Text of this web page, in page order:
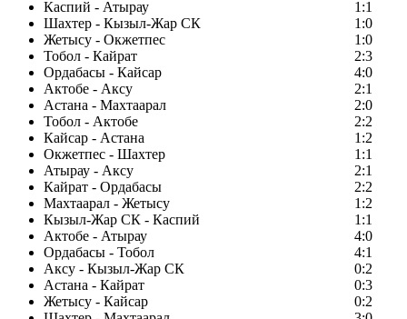
Каспий - Атырау
1:1
Шахтер - Кызыл-Жар СК
1:0
Жетысу - Окжетпес
1:0
Тобол - Кайрат
2:3
Ордабасы - Кайсар
4:0
Актобе - Аксу
2:1
Астана - Махтаарал
2:0
Тобол - Актобе
2:2
Кайсар - Астана
1:2
Окжетпес - Шахтер
1:1
Атырау - Аксу
2:1
Кайрат - Ордабасы
2:2
Махтаарал - Жетысу
1:2
Кызыл-Жар СК - Каспий
1:1
Актобе - Атырау
4:0
Ордабасы - Тобол
4:1
Аксу - Кызыл-Жар СК
0:2
Астана - Кайрат
0:3
Жетысу - Кайсар
0:2